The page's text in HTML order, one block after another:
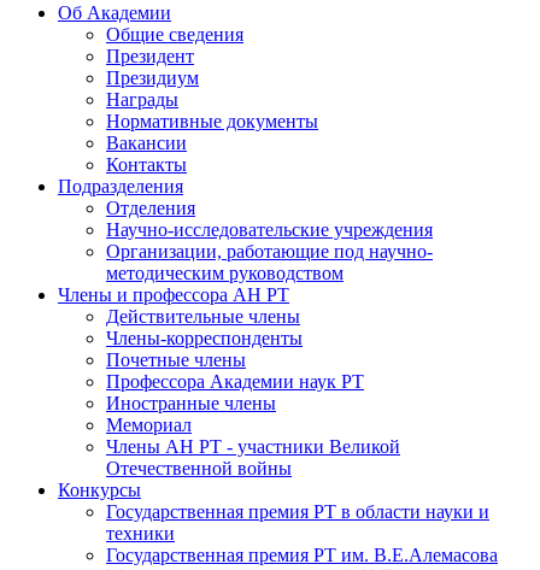
Об Академии
Общие сведения
Президент
Президиум
Награды
Нормативные документы
Вакансии
Контакты
Подразделения
Отделения
Научно-исследовательские учреждения
Организации, работающие под научно-
методическим руководством
Члены и профессора АН РТ
Действительные члены
Члены-корреспонденты
Почетные члены
Профессора Академии наук РТ
Иностранные члены
Мемориал
Члены АН РТ - участники Великой
Отечественной войны
Конкурсы
Государственная премия РТ в области науки и
техники
Государственная премия РТ им. В.Е.Алемасова